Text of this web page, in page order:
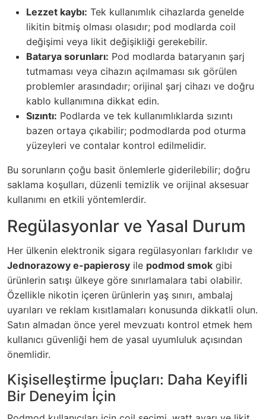
Lezzet kaybı: Tek kullanımlık cihazlarda genelde
likitin bitmiş olması olasıdır; pod modlarda coil
değişimi veya likit değişikliği gerekebilir.
Batarya sorunları: Pod modlarda bataryanın şarj
tutmaması veya cihazın açılmaması sık görülen
problemler arasındadır; orijinal şarj cihazı ve doğru
kablo kullanımına dikkat edin.
Sızıntı: Podlarda ve tek kullanımlıklarda sızıntı
bazen ortaya çıkabilir; podmodlarda pod oturma
yüzeyleri ve contalar kontrol edilmelidir.
Bu sorunların çoğu basit önlemlerle giderilebilir; doğru
saklama koşulları, düzenli temizlik ve orijinal aksesuar
kullanımı en etkili yöntemlerdir.
Regülasyonlar ve Yasal Durum
Her ülkenin elektronik sigara regülasyonları farklıdır ve
Jednorazowy e-papierosy ile podmod smok gibi
ürünlerin satışı ülkeye göre sınırlamalara tabi olabilir.
Özellikle nikotin içeren ürünlerin yaş sınırı, ambalaj
uyarıları ve reklam kısıtlamaları konusunda dikkatli olun.
Satın almadan önce yerel mevzuatı kontrol etmek hem
kullanıcı güvenliği hem de yasal uyumluluk açısından
önemlidir.
Kişiselleştirme İpuçları: Daha Keyifli
Bir Deneyim İçin